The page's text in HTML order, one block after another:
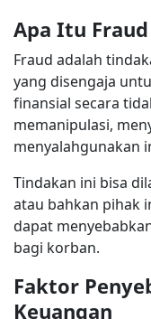
Apa Itu
Fraud adalah
yang disengaja
finansial secara
memanipulasi,
menyalahgunakan
Tindakan ini bisa
atau bahkan pihak
dapat
bagi korban.
Faktor
Keuangan